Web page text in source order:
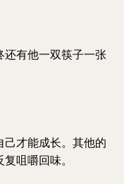
还有他一双筷子一张
才能成长。其他的
咀嚼回味。